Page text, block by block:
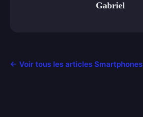
Gabriel
← Voir tous les articles Smartphones